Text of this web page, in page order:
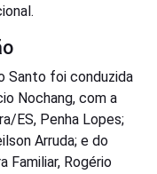
Santo foi conduzida
Nochang, com a
ES, Penha Lopes;
Arruda; e do
Familiar, Rogério